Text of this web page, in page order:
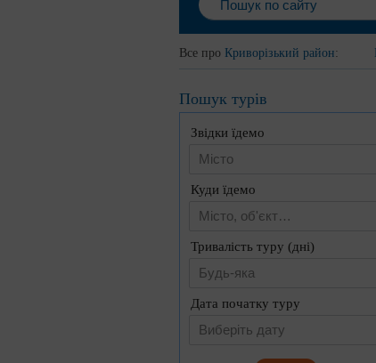
Все про Криворізький район:
Пошук турів
Звідки їдемо
Куди їдемо
Тривалість туру (дні)
Будь-яка
Дата початку туру